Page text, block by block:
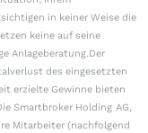
in keiner Weise die
keine auf seine
Anlageberatung.Der
des eingesetzten
erzielte Gewinne bieten
Smartbroker Holding AG,
Mitarbeiter (nachfolgend